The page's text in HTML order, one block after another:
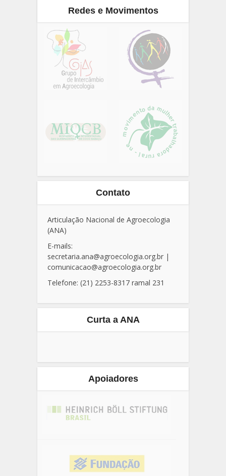
Redes e Movimentos
Contato
Articulação Nacional de Agroecologia
(ANA)
E-mails:
secretaria.ana@agroecologia.org.br |
comunicacao@agroecologia.org.br
Telefone: (21) 2253-8317 ramal 231
Curta a ANA
Apoiadores